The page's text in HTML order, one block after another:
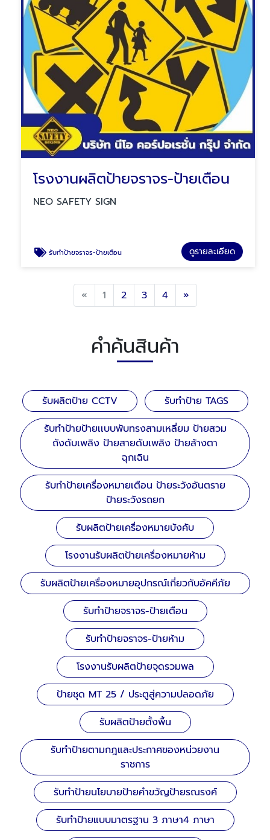
โรงงานผลิตป้ายจราจร-ป้ายเตือน
NEO SAFETY SIGN
รับทำป้ายจราจร-ป้ายเตือน ดูรายละเอียด
«Previous
1 2 3 4 »Next
คำค้นสินค้า
รับผลิตป้าย CCTV
รับทำป้าย TAGS
รับทำป้ายป้ายเเบบพับทรงสามเหลี่ยม ป้ายสวม
ถังดับเพลิง ป้ายสายดับเพลิง ป้ายล้างตา
ฉุกเฉิน
รับทำป้ายเครื่องหมายเตือน ป้ายระวังอันตราย
ป้ายระวังรถยก
รับผลิตป้ายเครื่องหมายบังคับ
โรงงานรับผลิตป้ายเครื่องหมายห้าม
รับผลิตป้ายเครื่องหมายอุปกรณ์เกี่ยวกับอัคคีภัย
รับทำป้ายจราจร-ป้ายเตือน
รับทำป้ายจราจร-ป้ายห้าม
โรงงานรับผลิตป้ายจุดรวมพล
ป้ายชุด MT 25 / ประตูสู่ความปลอดภัย
รับผลิตป้ายตั้งพื้น
รับทำป้ายตามกฎและประกาศของหน่วยงาน
ราชการ
รับทำป้ายนโยบายป้ายคำขวัญป้ายรณรงค์
รับทำป้ายแบบมาตรฐาน 3 ภาษา4 ภาษา